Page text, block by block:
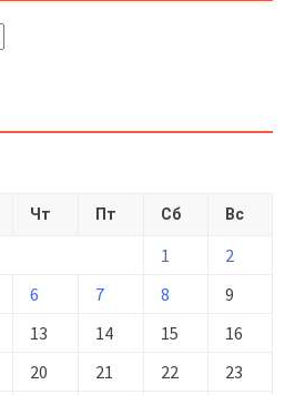
Чт Пт Сб Вс
1
2
6 7 8
9
13 14 15
16
20 21 22
23